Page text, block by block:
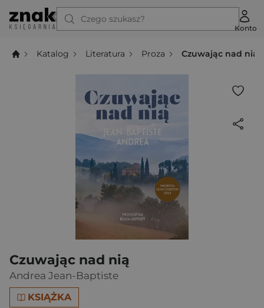
Czego szukasz?
Konto
Katalog Literatura Proza Czuwając nad nią
Czuwając nad nią
Andrea Jean-Baptiste
KSIĄŻKA